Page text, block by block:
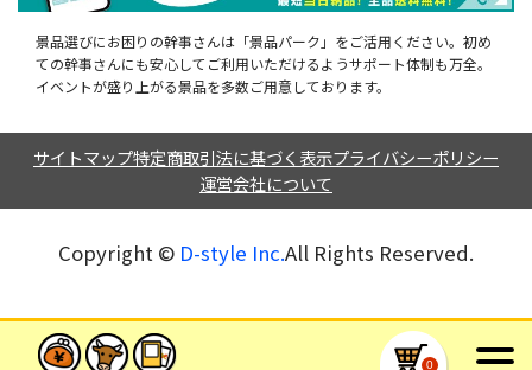
0
景品選びにお困りの幹事さんは「景品パーク」をご活用ください。初め
ての幹事さんにも安心してご利用いただけるようサポート体制も万全。
イベントが盛り上がる景品を多数ご用意しております。
サイトマップ特定商取引法に基づく表示プライバシーポリシー
運営会社について
Copyright ©︎ D-style Inc.All Rights Reserved.